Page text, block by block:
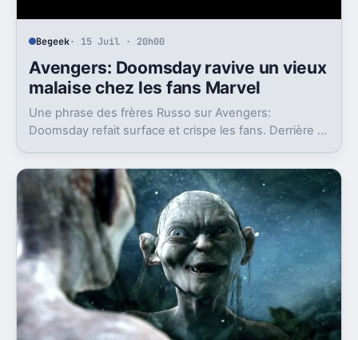
Begeek· 15 Juil · 20h00
Avengers: Doomsday ravive un vieux
malaise chez les fans Marvel
Une phrase des frères Russo sur Avengers:
Doomsday refait surface et crispe les fans. Derrière la